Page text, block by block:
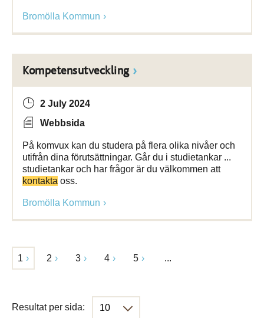
Bromölla Kommun
Kompetensutveckling
2 July 2024
Webbsida
På komvux kan du studera på flera olika nivåer och
utifrån dina förutsättningar. Går du i studietankar ...
studietankar och har frågor är du välkommen att
kontakta oss.
Bromölla Kommun
1 2 3 4 5 ...
Resultat per sida: